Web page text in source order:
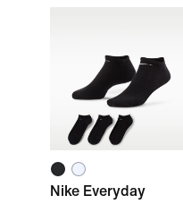
Nike Everyday